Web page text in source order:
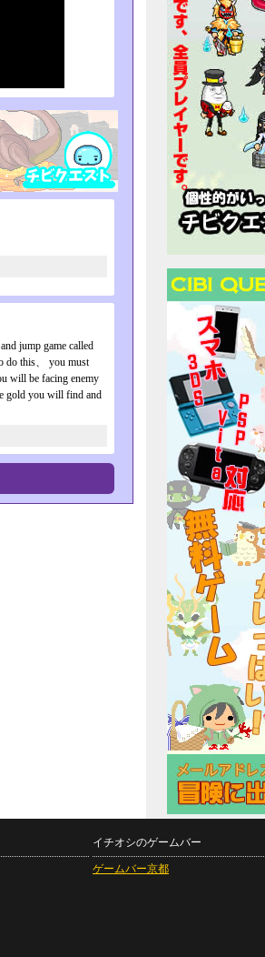
jump game called
do this、 you must
will be facing enemy
gold you will find and
イチオシのゲームバー
ゲームバー京都